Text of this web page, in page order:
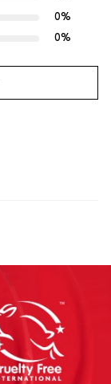
0%
0%